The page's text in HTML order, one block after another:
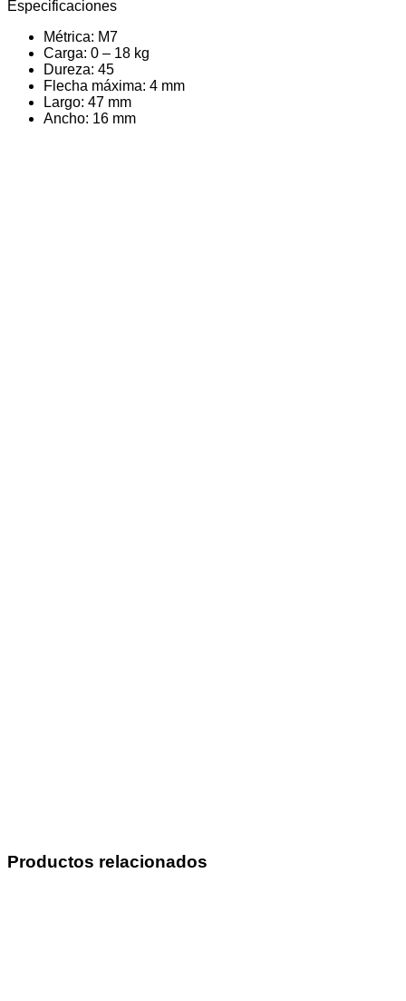
Especificaciones
Métrica: M7
Carga: 0 – 18 kg
Dureza: 45
Flecha máxima: 4 mm
Largo: 47 mm
Ancho: 16 mm
Productos relacionados